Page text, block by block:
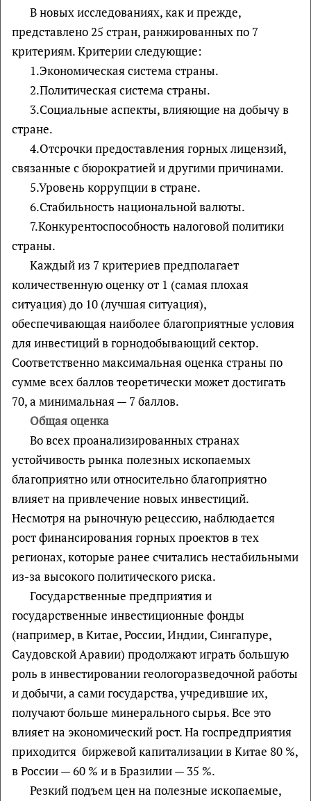
В новых исследованиях, как и прежде,
представлено 25 стран, ранжированных по 7
критериям. Критерии следующие:
1.Экономическая система страны.
2.Политическая система страны.
3.Социальные аспекты, влияющие на добычу в
стране.
4.Отсрочки предоставления горных лицензий,
связанные с бюрократией и другими причинами.
5.Уровень коррупции в стране.
6.Стабильность национальной валюты.
7.Конкурентоспособность налоговой политики
страны.
Каждый из 7 критериев предполагает
количественную оценку от 1 (самая плохая
ситуация) до 10 (лучшая ситуация),
обеспечивающая наиболее благоприятные условия
для инвестиций в горнодобывающий сектор.
Соответственно максимальная оценка страны по
сумме всех баллов теоретически может достигать
70, а минимальная — 7 баллов.
Общая оценка
Во всех проанализированных странах
устойчивость рынка полезных ископаемых
благоприятно или относительно благоприятно
влияет на привлечение новых инвестиций.
Несмотря на рыночную рецессию, наблюдается
рост финансирования горных проектов в тех
регионах, которые ранее считались нестабильными
из-за высокого политического риска.
Государственные предприятия и
государственные инвестиционные фонды
(например, в Китае, России, Индии, Сингапуре,
Саудовской Аравии) продолжают играть большую
роль в инвестировании геологоразведочной работы
и добычи, а сами государства, учредившие их,
получают больше минерального сырья. Все это
влияет на экономический рост. На госпредприятия
приходится биржевой капитализации в Китае 80 %,
в России — 60 % и в Бразилии — 35 %.
Резкий подъем цен на полезные ископаемые,